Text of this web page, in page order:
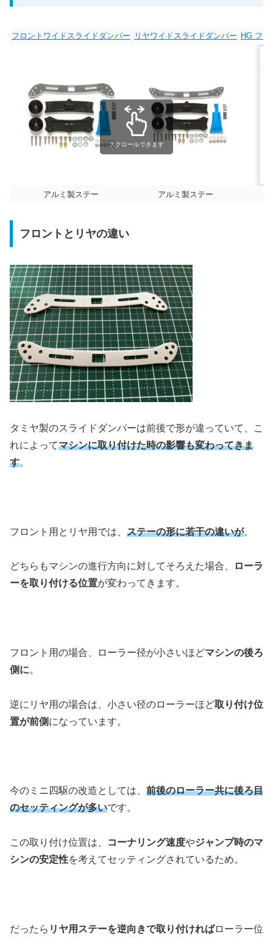
フロントワイドスライドダンパー リヤワイドスライドダンパー HG フ
アルミ製ステー アルミ製ステー
スクロールできます
フロントとリヤの違い
タミヤ製のスライドダンパーは前後で形が違っていて、こ
れによってマシンに取り付けた時の影響も変わってきま
す。
フロント用とリヤ用では、 ステーの形に若干の違いが。
どちらもマシンの進行方向に対してそろえた場合、
ローラ
ーを取り付ける位置が変わってきます。
フロント用の場合、ローラー径が小さいほどマシンの後ろ
側に。
逆にリヤ用の場合は、小さい径のローラーほど取り付け位
置が前側 になっています。
今のミニ四駆の改造としては、 前後のローラー共に後ろ目
のセッティングが多いです。
この取り付け位置は、 コーナリング速度やジャンプ時のマ
シンの安定性を考えてセッティングされているため。
だったら リヤ用ステーを逆向きで取り付ければローラー位